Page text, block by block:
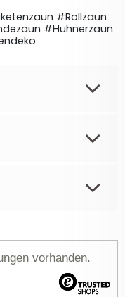
#Rollzaun
#Hühnerzaun
vorhanden.